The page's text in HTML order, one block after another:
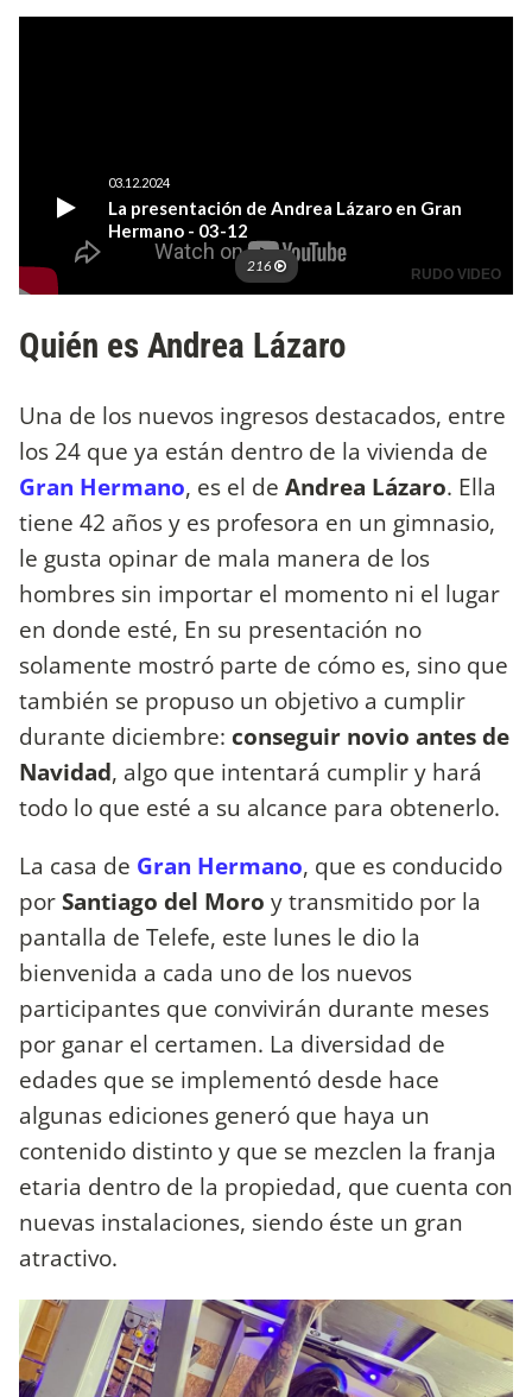
Quién es Andrea Lázaro
Una de los nuevos ingresos destacados, entre
los 24 que ya están dentro de la vivienda de
Gran Hermano, es el de Andrea Lázaro. Ella
tiene 42 años y es profesora en un gimnasio,
le gusta opinar de mala manera de los
hombres sin importar el momento ni el lugar
en donde esté, En su presentación no
solamente mostró parte de cómo es, sino que
también se propuso un objetivo a cumplir
durante diciembre: conseguir novio antes de
Navidad, algo que intentará cumplir y hará
todo lo que esté a su alcance para obtenerlo.
La casa de Gran Hermano, que es conducido
porSantiago del Moro y transmitido por la
pantalla de Telefe, este lunes le dio la
bienvenida a cada uno de los nuevos
participantes que convivirán durante meses
por ganar el certamen. La diversidad de
edades que se implementó desde hace
algunas ediciones generó que haya un
contenido distinto y que se mezclen la franja
etaria dentro de la propiedad, que cuenta con
nuevas instalaciones, siendo éste un gran
atractivo.